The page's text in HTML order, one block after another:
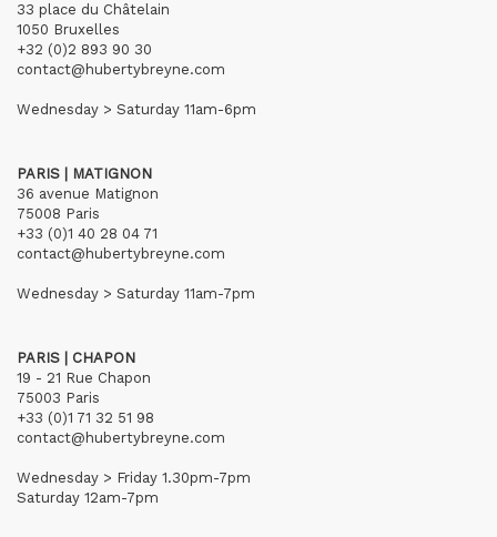
33 place du Châtelain
1050 Bruxelles
+32 (0)2 893 90 30
contact@hubertybreyne.com
Wednesday > Saturday 11am-6pm
PARIS | MATIGNON
36 avenue Matignon
75008 Paris
+33 (0)1 40 28 04 71
contact@hubertybreyne.com
Wednesday > Saturday 11am-7pm
PARIS | CHAPON
19 - 21 Rue Chapon
75003 Paris
+33 (0)1 71 32 51 98
contact@hubertybreyne.com
Wednesday > Friday 1.30pm-7pm
Saturday 12am-7pm